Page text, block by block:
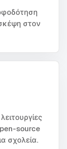
στον
source
σχολεία.